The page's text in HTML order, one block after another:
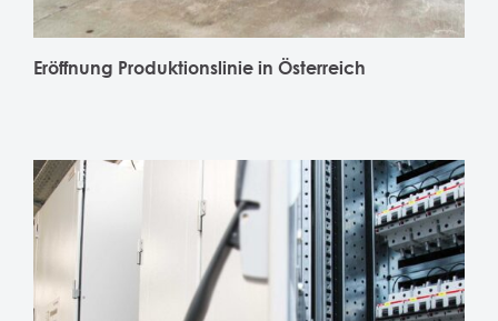
Eröffnung Produktionslinie in Österreich